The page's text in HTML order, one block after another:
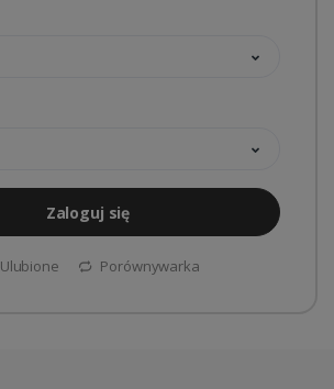
Zaloguj się
Ulubione Porównywarka